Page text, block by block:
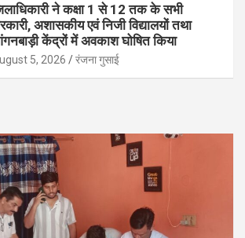
ने कक्षा 1 से 12 तक के सभी
अशासकीय एवं निजी विद्यालयों तथा
केंद्रों में अवकाश घोषित किया
5, 2026 रंजना गुसाई